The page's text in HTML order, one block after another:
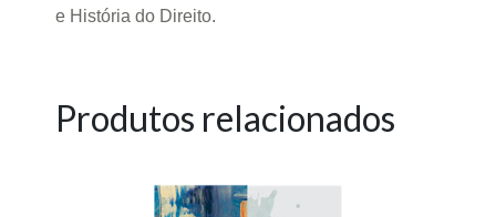
e História do Direito.
Produtos relacionados